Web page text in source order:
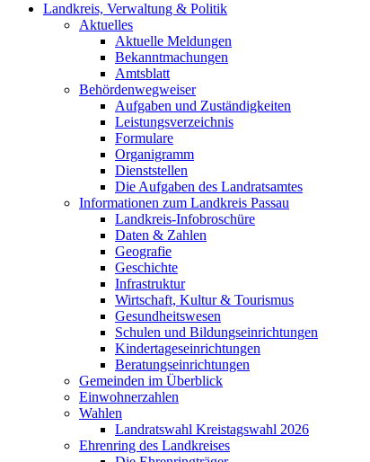
Landkreis, Verwaltung & Politik
Aktuelles
Aktuelle Meldungen
Bekanntmachungen
Amtsblatt
Behördenwegweiser
Aufgaben und Zuständigkeiten
Leistungsverzeichnis
Formulare
Organigramm
Dienststellen
Die Aufgaben des Landratsamtes
Informationen zum Landkreis Passau
Landkreis-Infobroschüre
Daten & Zahlen
Geografie
Geschichte
Infrastruktur
Wirtschaft, Kultur & Tourismus
Gesundheitswesen
Schulen und Bildungseinrichtungen
Kindertageseinrichtungen
Beratungseinrichtungen
Gemeinden im Überblick
Einwohnerzahlen
Wahlen
Landratswahl Kreistagswahl 2026
Ehrenring des Landkreises